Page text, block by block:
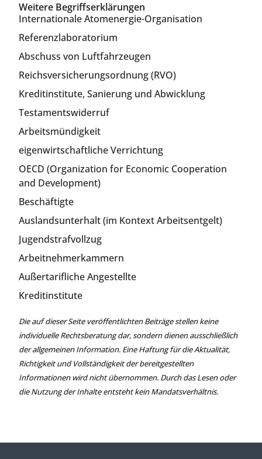
Weitere Begriffserklärungen
Internationale Atomenergie-Organisation
Referenzlaboratorium
Abschuss von Luftfahrzeugen
Reichsversicherungsordnung (RVO)
Kreditinstitute, Sanierung und Abwicklung
Testamentswiderruf
Arbeitsmündigkeit
eigenwirtschaftliche Verrichtung
OECD (Organization for Economic Cooperation
and Development)
Beschäftigte
Auslandsunterhalt (im Kontext Arbeitsentgelt)
Jugendstrafvollzug
Arbeitnehmerkammern
Außertarifliche Angestellte
Kreditinstitute
Die auf dieser Seite veröffentlichten Beiträge stellen keine
individuelle Rechtsberatung dar, sondern dienen ausschließlich
der allgemeinen Information. Eine Haftung für die Aktualität,
Richtigkeit und Vollständigkeit der bereitgestellten
Informationen wird nicht übernommen. Durch das Lesen oder
die Nutzung der Inhalte entsteht kein Mandatsverhältnis.